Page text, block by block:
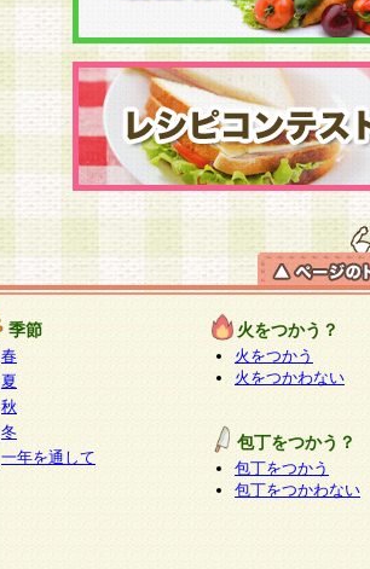
季節
春
夏
秋
冬
一年を通して
火をつかう？
火をつかう
火をつかわない
包丁をつかう？
包丁をつかう
包丁をつかわない